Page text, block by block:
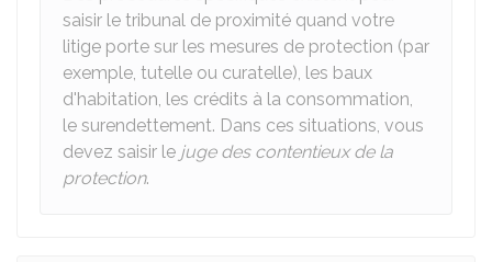
saisir le tribunal de proximité quand votre
litige porte sur les mesures de protection (par
exemple, tutelle ou curatelle), les baux
d'habitation, les crédits à la consommation,
le surendettement. Dans ces situations, vous
devez saisir le juge des contentieux de la
protection.